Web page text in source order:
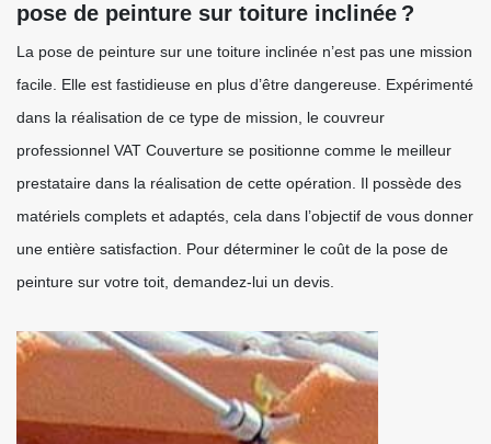
pose de peinture sur toiture inclinée ?
La pose de peinture sur une toiture inclinée n’est pas une mission
facile. Elle est fastidieuse en plus d’être dangereuse. Expérimenté
dans la réalisation de ce type de mission, le couvreur
professionnel VAT Couverture se positionne comme le meilleur
prestataire dans la réalisation de cette opération. Il possède des
matériels complets et adaptés, cela dans l’objectif de vous donner
une entière satisfaction. Pour déterminer le coût de la pose de
peinture sur votre toit, demandez-lui un devis.